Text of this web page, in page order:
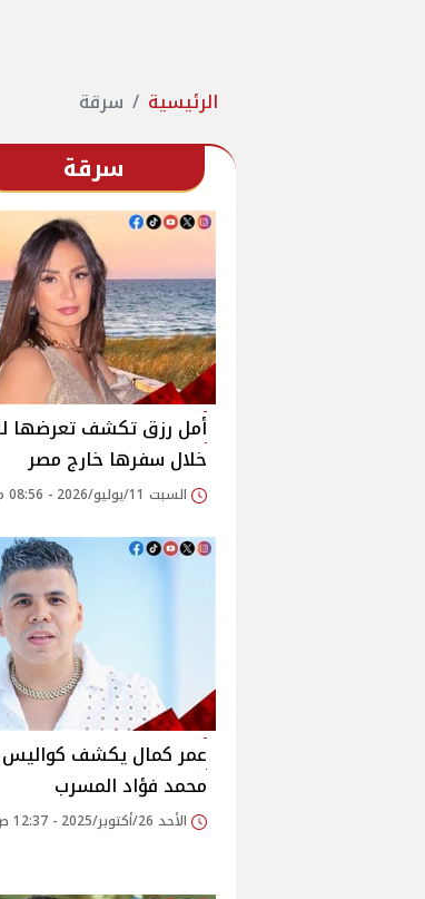
الرئيسية سرقة
سرقة
خلال سفرها خارج مصر
السبت 11/يوليو/2026 - 08:56 م
عمر كمال يكشف كواليس
محمد فؤاد المسرب
الأحد 26/أكتوبر/2025 - 12:37 ص